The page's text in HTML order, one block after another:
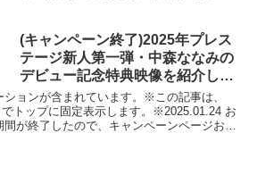
ク・画像を現在配信中の別ショップの物
に切り替えたので再公...
(キャンペーン終了)2025年プレス
テージ新人第一弾・中森ななみの
デビュー記念特典映像を紹介しま
す。
ョンが含まれています。※この記事は、
トップに固定表示します。※2025.01.24 お
が終了したので、キャンペーンページおよ